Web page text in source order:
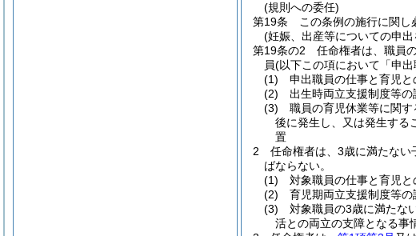
(規則への委任)
第19条
この条例の施行に関し
(妊娠、出産等についての申
第19条の2
任命権者は、職員
員(以下この項において「申
(1)
申出職員の仕事と育児
(2)
出生時両立支援制度等
(3)
職員の育児休業等に関
後に発生し、又は発生する
置
2
任命権者は、3歳に満たない
ばならない。
(1)
対象職員の仕事と育児
(2)
育児期両立支援制度等
(3)
対象職員の3歳に満たな
活との両立の支障となる事